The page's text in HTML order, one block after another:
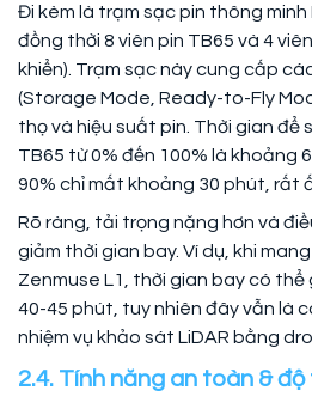
Đi kèm là trạm sạc pin thông
đồng thời 8 viên pin TB65 và 4
khiển). Trạm sạc này cung cấp
(Storage Mode, Ready-to-Fly
thọ và hiệu suất pin. Thời gian để
TB65 từ 0% đến 100% là khoảng
90% chỉ mất khoảng 30 phút, rất
Rõ ràng, tải trọng nặng hơn và
giảm thời gian bay. Ví dụ, khi
Zenmuse L1, thời gian bay có
40-45 phút, tuy nhiên đây vẫn là
nhiệm vụ khảo sát LiDAR bằng
2.4. Tính năng an toàn &